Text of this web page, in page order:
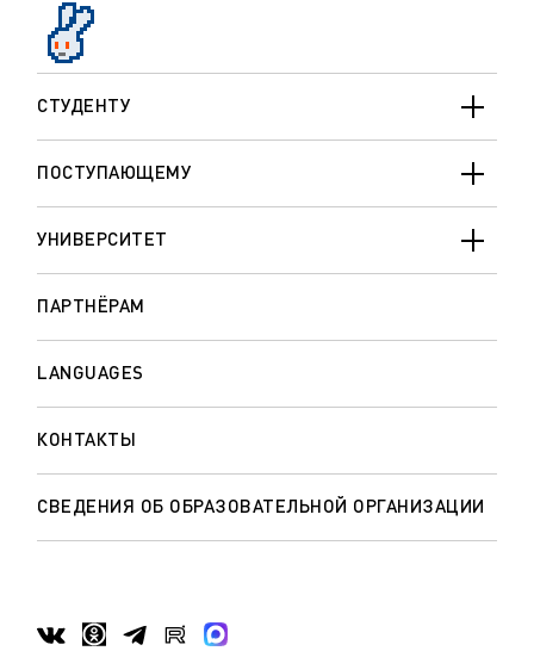
СТУДЕНТУ
ПОСТУПАЮЩЕМУ
УНИВЕРСИТЕТ
ПАРТНЁРАМ
LANGUAGES
КОНТАКТЫ
СВЕДЕНИЯ ОБ ОБРАЗОВАТЕЛЬНОЙ ОРГАНИЗАЦИИ